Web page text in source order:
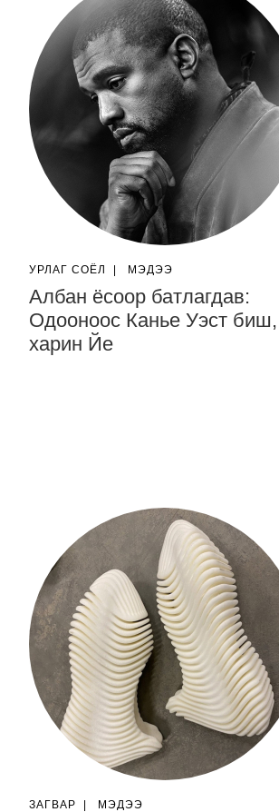
УРЛАГ СОЁЛ МЭДЭЭ
Албан ёсоор батлагдав:
Одооноос Канье Уэст биш,
харин Йе
ЗАГВАР МЭДЭЭ